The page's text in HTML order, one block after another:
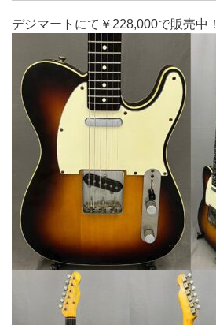
デジマートにて￥228,000で販売中！